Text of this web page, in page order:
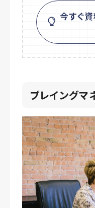
今すぐ
プレイングマ